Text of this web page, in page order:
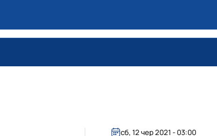
сб, 12 чер 2021 - 03:00